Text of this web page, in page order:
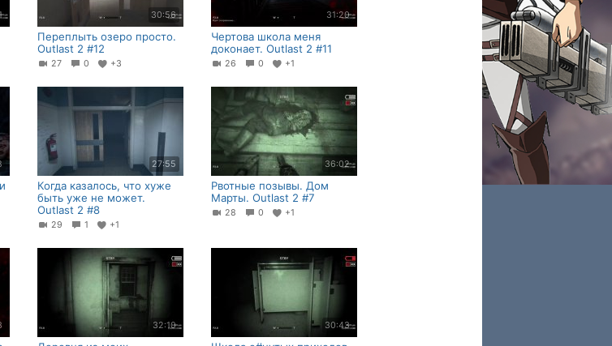
30:56
Переплыть озеро просто.
Outlast 2 #12
27 0 +3
31:20
Чертова школа меня
доконает. Outlast 2 #11
26 0 +1
27:55
Когда казалось, что хуже
быть уже не может.
Outlast 2 #8
29 1 +1
36:02
Рвотные позывы. Дом
Марты. Outlast 2 #7
28 0 +1
32:10 30:43